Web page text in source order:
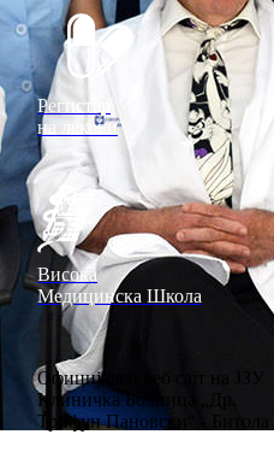
Регистар
на лекови
Висока
Медицинска Школа
Официјален веб сајт на ЈЗУ
Клиничка Болница „Др.
Трифун Пановски“ - Битола